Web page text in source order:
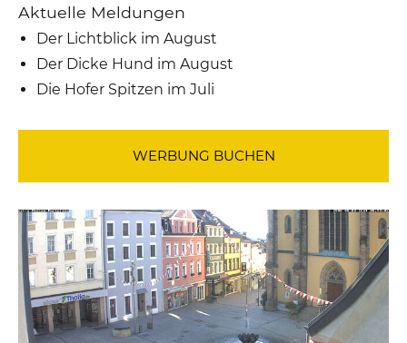
Aktuelle Meldungen
Der Lichtblick im August
Der Dicke Hund im August
Die Hofer Spitzen im Juli
WERBUNG BUCHEN